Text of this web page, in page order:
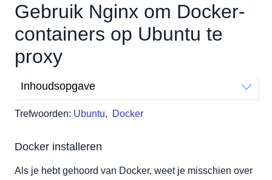
Gebruik Nginx om Docker-
containers op Ubuntu te
proxy
Trefwoorden: Ubuntu, Docker
Inhoudsopgave
Hoe Docker te installeren
Een eenvoudige Apache-container opzetten
Nginx configureren als een reverse proxy
Docker installeren
Als je hebt gehoord van Docker, weet je misschien over